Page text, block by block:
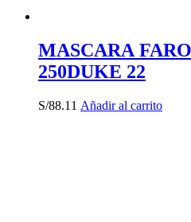
MASCARA
250DUKE 22
S/88.11 Añadir al carrito